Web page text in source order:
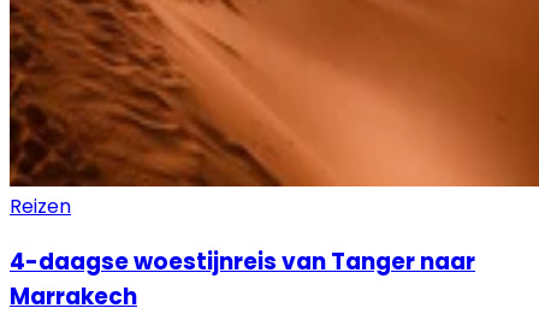
Reizen
4-daagse woestijnreis van Tanger naar
Marrakech